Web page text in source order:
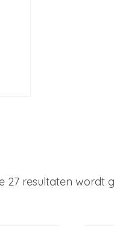
27 resultaten wordt